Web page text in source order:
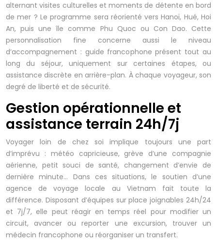
alternant visites culturelles et moments de détente en bord
de mer ? Le programme sera réorienté vers Hanoï, Hué, Hoi
An, puis une île comme Phu Quoc ou Con Dao. Cette
personnalisation fine concerne aussi le niveau
d’accompagnement : guide francophone présent tout au
long du séjour, uniquement sur certaines étapes, ou
assistance discrète en arrière-plan. À chaque voyageur, son
degré de liberté et de sécurité.
Gestion opérationnelle et
assistance terrain 24h/7j
Voyager loin de chez soi implique toujours une part
d’imprévu : météo capricieuse, grève d’une compagnie
aérienne, petit souci de santé, changement d’envie de
dernière minute… Dans ces situations, le soutien d’une
agence de voyage locale au Vietnam fait toute la
différence. Disposant d’équipes sur place joignables 24h/24
et 7j/7, elle peut réagir en temps réel pour modifier un
circuit, avancer ou reporter une excursion, trouver un
médecin francophone ou réorganiser un transfert.